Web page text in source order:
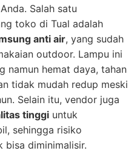
Salah satu
toko di Tual adalah
anti air, yang sudah
outdoor. Lampu ini
namun hemat daya, tahan
tidak mudah redup meski
Selain itu, vendor juga
tinggi untuk
sehingga risiko
bisa diminimalisir.